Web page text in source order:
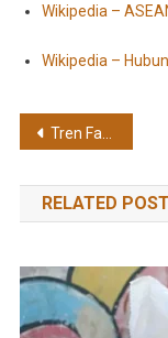
Wikipedia –
Wikipedia –
Post
Tren Fashion Berkelanjutan 2025: Gaya Stylish yang Ramah Lingkungan
RELATED